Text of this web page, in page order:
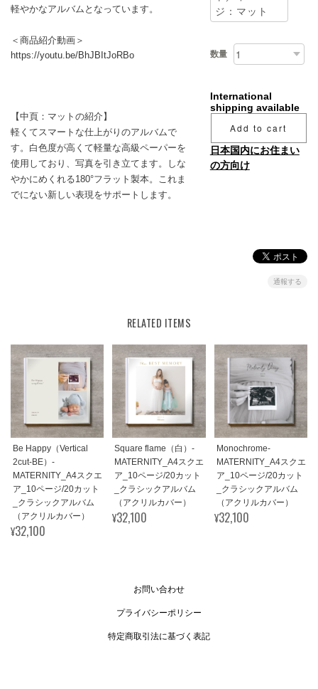
軽やかなアルバムとなっています。
＜商品紹介動画＞
https://youtu.be/BhJBItJoRBo
【中頁：マットの紹介】
軽くてスマートな仕上がりのアルバムで
す。白色度が高くて軽量な高級ペーパーを
使用しており、写真を引き立てます。しな
やかにめくれる180°フラット製本。これま
でにない新しい表現をサポートします。
数量
International
shipping available
Add to cart
日本国内にお住まい
の方向け
通報する
RELATED ITEMS
Be Happy（Vertical
2cut-BE）-
MATERNITY_A4スクエ
ア_10ページ/20カット
_クラシックアルバム
（アクリルカバー）
¥32,100
Square flame（白）-
MATERNITY_A4スクエ
ア_10ページ/20カット
_クラシックアルバム
（アクリルカバー）
¥32,100
Monochrome-
MATERNITY_A4スクエ
ア_10ページ/20カット
_クラシックアルバム
（アクリルカバー）
¥32,100
お問い合わせ
プライバシーポリシー
特定商取引法に基づく表記